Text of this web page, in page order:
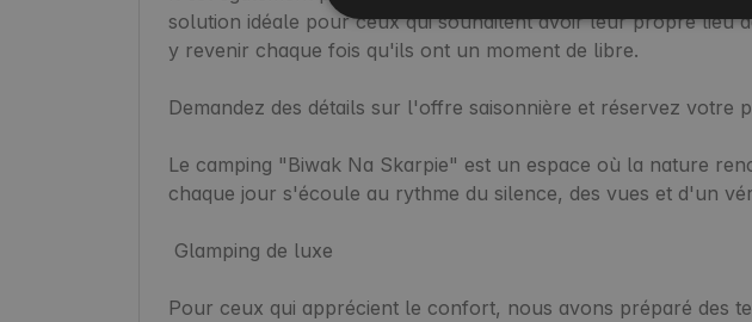
solution idéale pour ceux qui souhaitent avoir leur propre lieu
y revenir chaque fois qu'ils ont un moment de libre.
Demandez des détails sur l'offre saisonnière et réservez votre
Le camping "Biwak Na Skarpie" est un espace où la nature
chaque jour s'écoule au rythme du silence, des vues et d'un
Pour ceux qui apprécient le confort, nous avons préparé des